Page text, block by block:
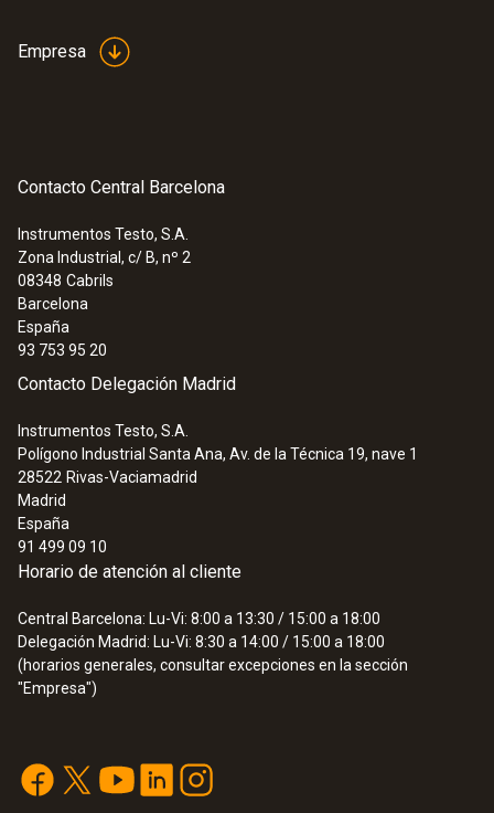
:0555 6621
0555 6601
Empresa
Contacto Central Barcelona
Instrumentos Testo, S.A.
Zona Industrial, c/ B, nº 2
08348 Cabrils
Barcelona
España
93 753 95 20
Contacto Delegación Madrid
Instrumentos Testo, S.A.
Polígono Industrial Santa Ana, Av. de la Técnica 19, nave 1
28522 Rivas-Vaciamadrid
Madrid
España
91 499 09 10
Horario de atención al cliente
Central Barcelona: Lu-Vi: 8:00 a 13:30 / 15:00 a 18:00
Delegación Madrid: Lu-Vi: 8:30 a 14:00 / 15:00 a 18:00
(horarios generales, consultar excepciones en la sección
"Empresa")